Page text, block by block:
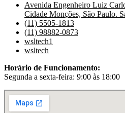
Avenida Engenheiro Luiz
Cidade Monções, São Paulo.
(11) 5505-1813
(11) 98882-0873
wsltech1
wsltech
Horário de Funcionamento:
Segunda a sexta-feira: 9:00 às 18:00